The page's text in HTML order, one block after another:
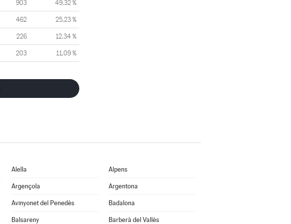
903 49,32 %
462 25,23 %
226 12,34 %
203 11,09 %
Alella Alpens
Argençola Argentona
Avinyonet del Penedès Badalona
Balsareny Barberà del Vallès